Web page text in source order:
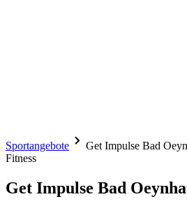
Sportangebote
Get Impulse Bad
Fitness
Get Impulse Bad